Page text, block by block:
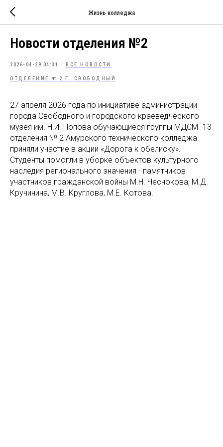
Жизнь колледжа
Новости отделения №2
2026-04-29 04:31 ВСЕ НОВОСТИ
ОТДЕЛЕНИЕ № 2 Г. СВОБОДНЫЙ
27 апреля 2026 года по инициативе администрации
города Свободного и городского краеведческого
музея им. Н.И. Попова обучающиеся группы МДСМ -13
отделения № 2 Амурского технического колледжа
приняли участие в акции «Дорога к обелиску».
Студенты помогли в уборке объектов культурного
наследия регионального значения - памятников
участников гражданской войны М.Н. Чеснокова, М.Д.
Кручинина, М.В. Круглова, М.Е. Котова.